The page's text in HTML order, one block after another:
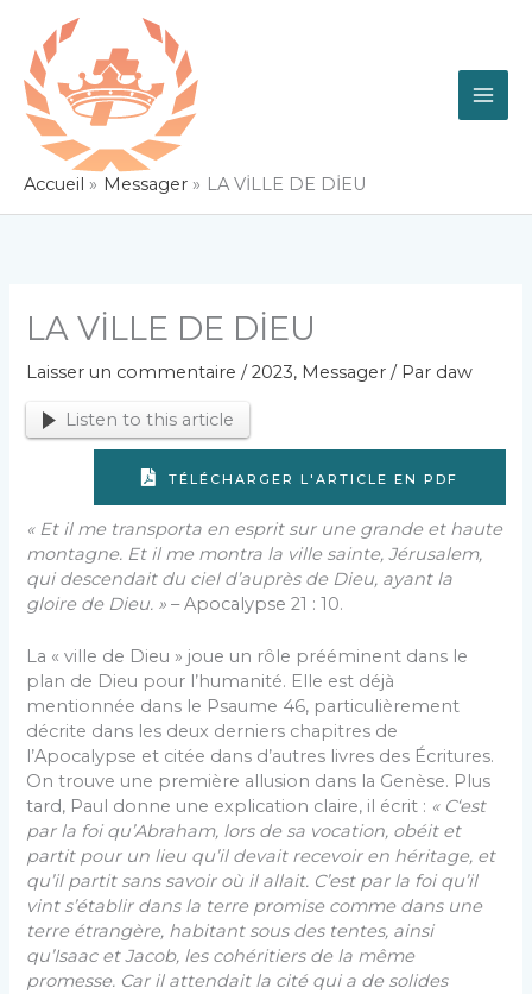
contenu
Accueil Messager LA VİLLE DE DİEU
LA VİLLE DE DİEU
Laisser un commentaire /2023, Messager / Par daw
Listen to this article
TÉLÉCHARGER L'ARTICLE EN PDF
« Et il me transporta en esprit sur une grande et haute
montagne. Et il me montra la ville sainte, Jérusalem,
qui descendait du ciel d’auprès de Dieu, ayant la
gloire de Dieu. » – Apocalypse 21 : 10.
La « ville de Dieu » joue un rôle prééminent dans le
plan de Dieu pour l’humanité. Elle est déjà
mentionnée dans le Psaume 46, particulièrement
décrite dans les deux derniers chapitres de
l’Apocalypse et citée dans d’autres livres des Écritures.
On trouve une première allusion dans la Genèse. Plus
tard, Paul donne une explication claire, il écrit : « C‘est
par la foi qu’Abraham, lors de sa vocation, obéit et
partit pour un lieu qu’il devait recevoir en héritage, et
qu’il partit sans savoir où il allait. C’est par la foi qu’il
vint s’établir dans la terre promise comme dans une
terre étrangère, habitant sous des tentes, ainsi
qu’Isaac et Jacob, les cohéritiers de la même
promesse. Car il attendait la cité qui a de solides